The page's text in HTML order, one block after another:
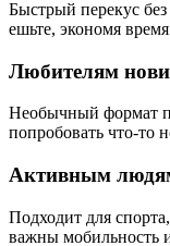
Быстрый перекус
ешьте, экономя
Любителям
Необычный формат
попробовать что-то
Активным
Подходит для
важны мобильность